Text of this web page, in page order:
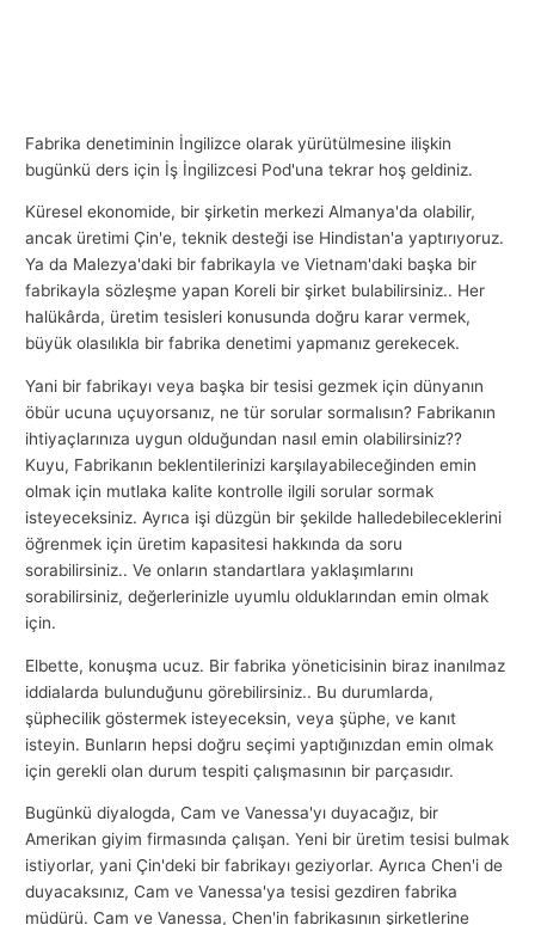
Fabrika denetiminin İngilizce olarak yürütülmesine ilişkin
bugünkü ders için İş İngilizcesi Pod'una tekrar hoş geldiniz.
Küresel ekonomide, bir şirketin merkezi Almanya'da olabilir,
ancak üretimi Çin'e, teknik desteği ise Hindistan'a yaptırıyoruz.
Ya da Malezya'daki bir fabrikayla ve Vietnam'daki başka bir
fabrikayla sözleşme yapan Koreli bir şirket bulabilirsiniz.. Her
halükârda, üretim tesisleri konusunda doğru karar vermek,
büyük olasılıkla bir fabrika denetimi yapmanız gerekecek.
Yani bir fabrikayı veya başka bir tesisi gezmek için dünyanın
öbür ucuna uçuyorsanız, ne tür sorular sormalısın? Fabrikanın
ihtiyaçlarınıza uygun olduğundan nasıl emin olabilirsiniz??
Kuyu, Fabrikanın beklentilerinizi karşılayabileceğinden emin
olmak için mutlaka kalite kontrolle ilgili sorular sormak
isteyeceksiniz. Ayrıca işi düzgün bir şekilde halledebileceklerini
öğrenmek için üretim kapasitesi hakkında da soru
sorabilirsiniz.. Ve onların standartlara yaklaşımlarını
sorabilirsiniz, değerlerinizle uyumlu olduklarından emin olmak
için.
Elbette, konuşma ucuz. Bir fabrika yöneticisinin biraz inanılmaz
iddialarda bulunduğunu görebilirsiniz.. Bu durumlarda,
şüphecilik göstermek isteyeceksin, veya şüphe, ve kanıt
isteyin. Bunların hepsi doğru seçimi yaptığınızdan emin olmak
için gerekli olan durum tespiti çalışmasının bir parçasıdır.
Bugünkü diyalogda, Cam ve Vanessa'yı duyacağız, bir
Amerikan giyim firmasında çalışan. Yeni bir üretim tesisi bulmak
istiyorlar, yani Çin'deki bir fabrikayı geziyorlar. Ayrıca Chen'i de
duyacaksınız, Cam ve Vanessa'ya tesisi gezdiren fabrika
müdürü. Cam ve Vanessa, Chen'in fabrikasının şirketlerine